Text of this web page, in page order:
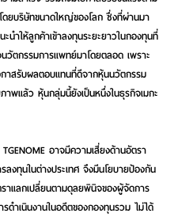
ดยบริษัทขนาดใหญ่ของโลก ซึ่งที่ผ่านมา
ะนำให้ลูกค้าเข้าลงทุนระยะยาวในกองทุนที่
วัตกรรมการแพทย์มาโดยตลอด เพราะ
าสรับผลตอบแทนที่ดีจากหุ้นนวัตกรรม
พแล้ว หุ้นกลุ่มนี้ยังเป็นหนึ่งในธุรกิจเมกะ
อาจมีความเสี่ยงด้านอัตรา
ลงทุนในต่างประเทศ จึงมีนโยบายป้องกัน
าแลกเปลี่ยนตามดุลยพินิจของผู้จัดการ
ดำเนินงานในอดีตของกองทุนรวม ไม่ได้